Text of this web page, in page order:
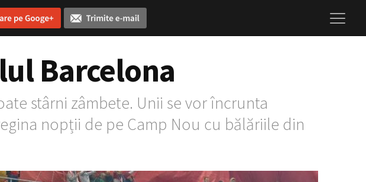
Barcelona
stârni zâmbete. Unii se vor încrunta
nopții de pe Camp Nou cu bălăriile din